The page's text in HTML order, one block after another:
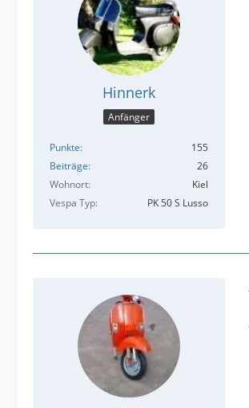
Hinnerk
Anfänger
Punkte
155
Beiträge
26
Wohnort
Kiel
Vespa Typ
PK 50 S Lusso